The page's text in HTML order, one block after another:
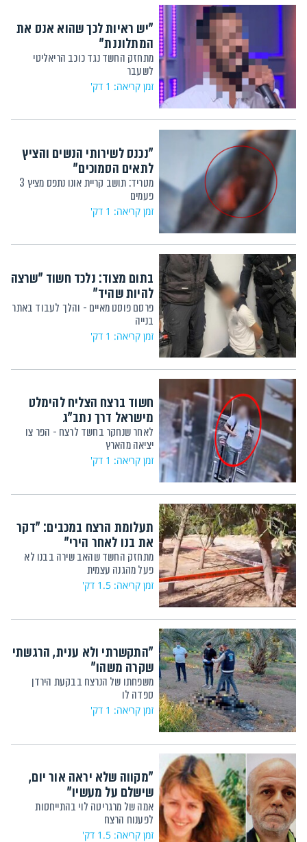
"יש ראיות לכך שהוא אנס את
המתלוננת"
מתחזק החשד נגד כוכב הריאליטי
לשעבר
זמן קריאה: 1 דק'
"נכנס לשירותי הנשים והציץ
לתאים הסמוכים"
מטריד: תושב קריית אונו נתפס מציץ 3
פעמים
זמן קריאה: 1 דק'
בתום מצוד: נלכד חשוד "שרצה
להיות שהיד"
פרסם פוסט מאיים - והלך לעבוד באתר
בנייה
זמן קריאה: 1 דק'
חשוד ברצח הצליח להימלט
מישראל דרך נתב"ג
לאחר שנחקר בחשד לרצח - הפר צו
יציאה מהארץ
זמן קריאה: 1 דק'
תעלומת הרצח במכבים: "דקר
את בנו לאחר הירי"
מתחזק החשד שהאב שירה בבנו לא
פעל מהגנה עצמית
זמן קריאה: 1.5 דק'
"התקשרתי ולא ענית, הרגשתי
שקרה משהו"
משפחתו של הנרצח בבקעת הירדן
ספדה לו
זמן קריאה: 1 דק'
"מקווה שלא יראה אור יום,
שישלם על מעשיו"
אמה של מרגריטה לוי בהתייחסות
לפענוח הרצח
זמן קריאה: 1.5 דק'